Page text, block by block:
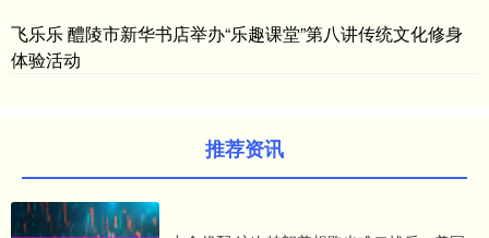
飞乐乐 醴陵市新华书店举办“乐趣课堂”第八讲传统文化修身
体验活动
推荐资讯